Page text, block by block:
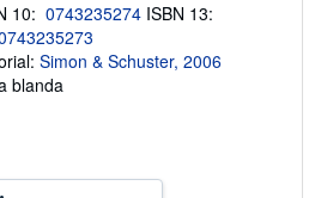
a
a
d
10: 0743235274 ISBN 13:
Simon & Schuster, 2006
blanda